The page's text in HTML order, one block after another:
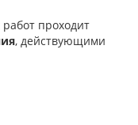
проходит
, действующими